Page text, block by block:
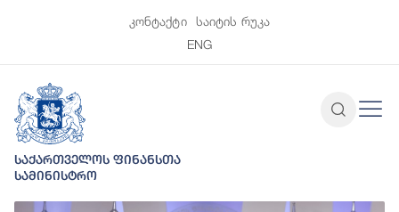
კონტაქტი
საიტის რუკა
ENG
საქართველოს ფინანსთა
სამინისტრო